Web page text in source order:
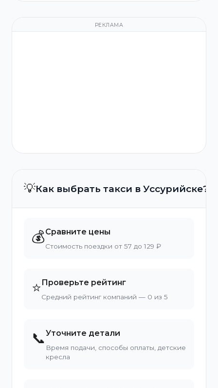
РЕКЛАМА
💡Как выбрать такси в Уссурийске?
💰Сравните цены
Стоимость поездки от 57 до 129 ₽
⭐Проверьте рейтинг
Средний рейтинг компаний — 0 из 5
📞Уточните детали
Время подачи, способы оплаты, детские
кресла